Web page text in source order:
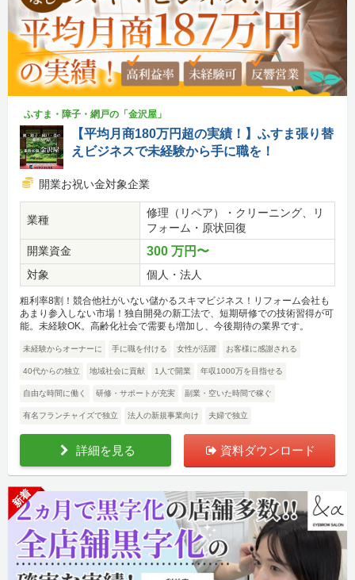
ふすま・障子・網戸の「金沢屋」
【平均月商180万円超の実績！】ふすま張り替
えビジネスで未経験から手に職を！
開業お祝い金対象企業
業種
修理（リペア）・クリーニング、リ
フォーム・原状回復
開業資金
300 万円〜
対象 個人・法人
粗利率8割！競合他社がいない儲かるスキマビジネス！リフォーム会社も
あまり参入しない市場！独自開発の新工法で、短期研修での技術習得が可
能。未経験OK。高齢化社会で需要も増加し、今後期待の業界です。
未経験からオーナーに 手に職を付ける 女性が活躍 お客様に感謝される
40代からの独立 地域社会に貢献 1人で開業 年収1000万を目指せる
自由な時間に働く 研修・サポートが充実 副業・空いた時間で稼ぐ
有名フランチャイズで独立 法人の新規事業向け 夫婦で独立
詳細を見る 資料ダウンロード
新着